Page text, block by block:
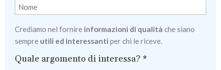
Crediamo nel fornire informazioni di qualità che siano
sempre utili ed interessanti per chi le riceve.
Quale argomento di interessa? *